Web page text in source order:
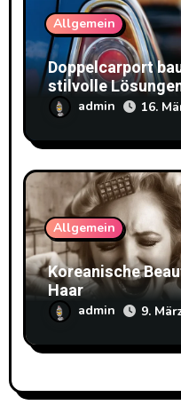
Allgemein
Doppelcarport
stilvolle
admin 16.
Allgemein
Koreanische
Haar
admin 9.